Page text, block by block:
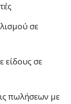
σε
είδους σε
πωλήσεων με